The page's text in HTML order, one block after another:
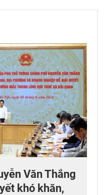
Văn Thắng
khó khăn,